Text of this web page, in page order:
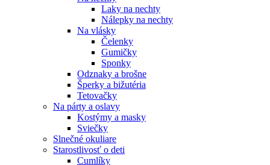
Laky na nechty
Nálepky na nechty
Na vlásky
Čelenky
Gumičky
Sponky
Odznaky a brošne
Šperky a bižutéria
Tetovačky
Na párty a oslavy
Kostýmy a masky
Sviečky
Slnečné okuliare
Starostlivosť o deti
Cumlíky